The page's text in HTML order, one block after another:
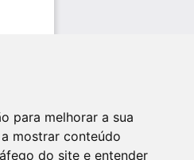
para melhorar a sua
mostrar conteúdo
do site e entender